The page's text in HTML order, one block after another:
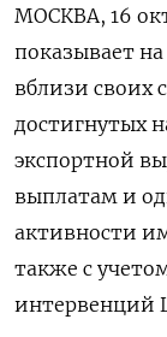
МОСКВА, 16
показывает
вблизи своих
достигнутых
экспортной
выплатам и
активности
также с
интервенций